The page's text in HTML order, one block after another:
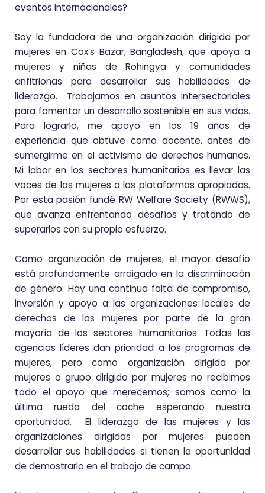
eventos internacionales?
Soy la fundadora de una organización dirigida por
mujeres en Cox’s Bazar, Bangladesh, que apoya a
mujeres y niñas de Rohingya y comunidades
anfitrionas para desarrollar sus habilidades de
liderazgo. Trabajamos en asuntos intersectoriales
para fomentar un desarrollo sostenible en sus vidas.
Para lograrlo, me apoyo en los 19 años de
experiencia que obtuve como docente, antes de
sumergirme en el activismo de derechos humanos.
Mi labor en los sectores humanitarios es llevar las
voces de las mujeres a las plataformas apropiadas.
Por esta pasión fundé RW Welfare Society (RWWS),
que avanza enfrentando desafíos y tratando de
superarlos con su propio esfuerzo.
Como organización de mujeres, el mayor desafío
está profundamente arraigado en la discriminación
de género. Hay una continua falta de compromiso,
inversión y apoyo a las organizaciones locales de
derechos de las mujeres por parte de la gran
mayoría de los sectores humanitarios. Todas las
agencias líderes dan prioridad a los programas de
mujeres, pero como organización dirigida por
mujeres o grupo dirigido por mujeres no recibimos
todo el apoyo que merecemos; somos como la
última rueda del coche esperando nuestra
oportunidad. El liderazgo de las mujeres y las
organizaciones dirigidas por mujeres pueden
desarrollar sus habilidades si tienen la oportunidad
de demostrarlo en el trabajo de campo.